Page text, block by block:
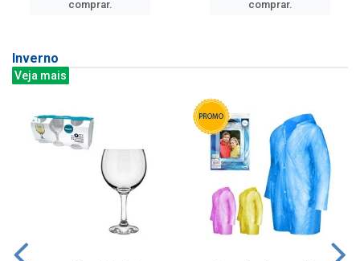
comprar.
comprar.
Inverno
Veja mais